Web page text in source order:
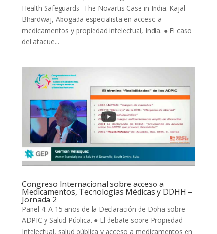
Health Safeguards- The Novartis Case in India. Kajal
Bhardwaj, Abogada especialista en acceso a
medicamentos y propiedad intelectual, India. ● El caso
del ataque...
Congreso Internacional sobre acceso a
Medicamentos, Tecnologías Médicas y DDHH –
Jornada 2
Panel 4: A 15 años de la Declaración de Doha sobre
ADPIC y Salud Pública. ● El debate sobre Propiedad
Intelectual, salud pública y acceso a medicamentos en